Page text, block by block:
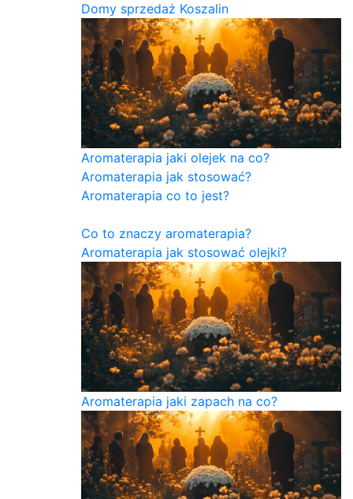
Domy sprzedaż Koszalin
Aromaterapia jaki olejek na co?
Aromaterapia jak stosować?
Aromaterapia co to jest?
Co to znaczy aromaterapia?
Aromaterapia jak stosować olejki?
Aromaterapia jaki zapach na co?